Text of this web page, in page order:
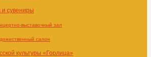
и сувениры
выставочный зал
салон
культуры «Горлица»